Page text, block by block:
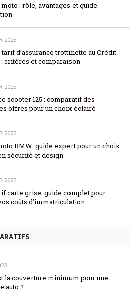
: rôle, avantages et guide
2025
tarif d’assurance trottinette au Crédit
critères et comparaison
2025
scooter 125 : comparatif des
offres pour un choix éclairé
2025
BMW: guide expert pour un choix
sécurité et design
2025
carte grise: guide complet pour
coûts d’immatriculation
la couverture minimum pour une
auto ?